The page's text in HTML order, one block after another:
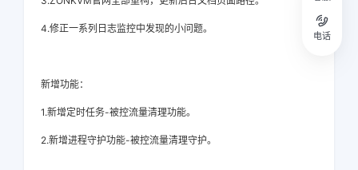
4.修正一系列日志监控中发现的小问题。
新增功能：
1.新增定时任务-被控流量清理功能。
2.新增进程守护功能-被控流量清理守护。
电话